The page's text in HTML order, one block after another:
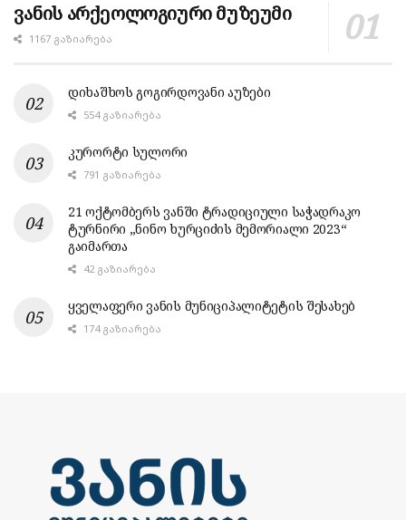
ვანის არქეოლოგიური მუზეუმი
1167 ᲒᲐᲖᲘᲐᲠᲔᲑᲐ
დიხაშხოს გოგირდოვანი აუზები
554 ᲒᲐᲖᲘᲐᲠᲔᲑᲐ
კურორტი სულორი
791 ᲒᲐᲖᲘᲐᲠᲔᲑᲐ
21 ოქტომბერს ვანში ტრადიციული საჭადრაკო
ტურნირი „ნინო ხურციძის მემორიალი 2023“
გაიმართა
42 ᲒᲐᲖᲘᲐᲠᲔᲑᲐ
ყველაფერი ვანის მუნიციპალიტეტის შესახებ
174 ᲒᲐᲖᲘᲐᲠᲔᲑᲐ